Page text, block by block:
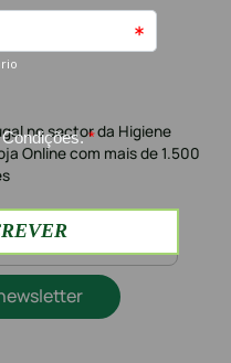
no sector da Higiene
Online com mais de 1.500